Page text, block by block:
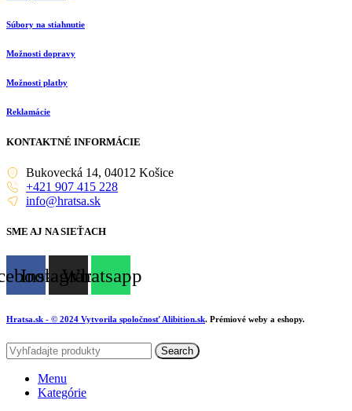
Súbory na stiahnutie
Možnosti dopravy
Možnosti platby
Reklamácie
KONTAKTNÉ INFORMÁCIE
Bukovecká 14, 04012 Košice
+421 907 415 228
info@hratsa.sk
SME AJ NA SIEŤACH
InstagramWhatsapp
Hratsa.sk - © 2024 Vytvorila spoločnosť Alibition.sk. Prémiové weby a eshopy.
Search
Menu
Kategórie